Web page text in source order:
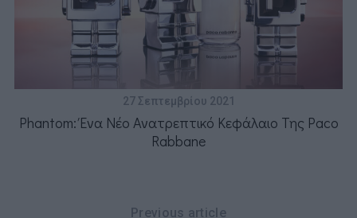
27 Σεπτεμβρίου 2021
Phantom: Ένα Νέο Ανατρεπτικό Κεφάλαιο Της Paco
Rabbane
Previous article